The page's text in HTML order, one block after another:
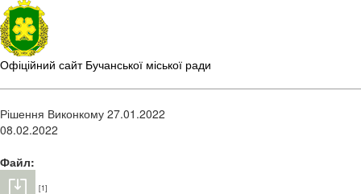
Офіційний сайт Бучанської міської ради
Рішення Виконкому 27.01.2022
08.02.2022
Файл:
[1]